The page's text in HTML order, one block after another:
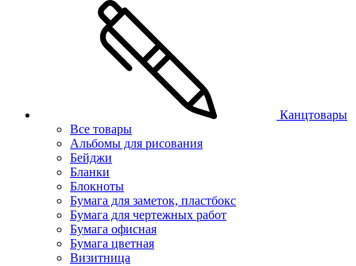
Канцтовары
Все товары
Альбомы для рисования
Бейджи
Бланки
Блокноты
Бумага для заметок, пластбокс
Бумага для чертежных работ
Бумага офисная
Бумага цветная
Визитница